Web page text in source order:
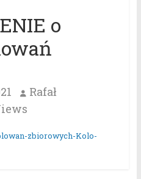
o
Rafał
zbiorowych-Kolo-